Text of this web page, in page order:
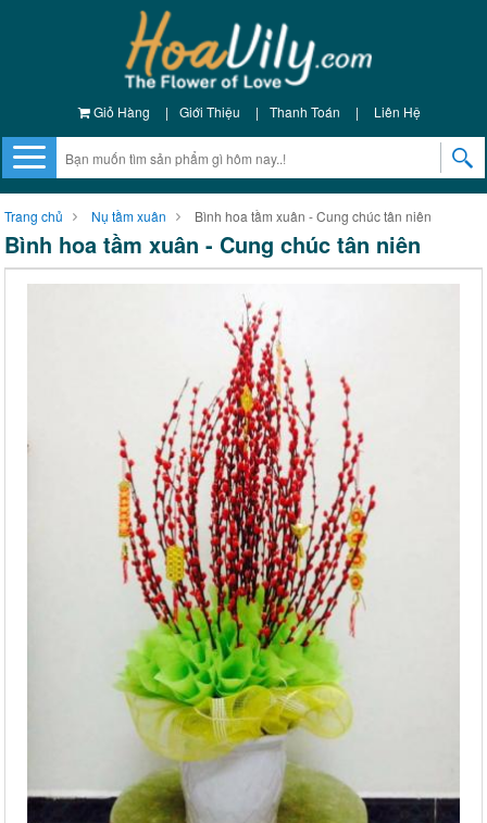
Giỏ Hàng | Giới Thiệu | Thanh Toán | Liên Hệ
Trang chủ Nụ tầm xuân Bình hoa tầm xuân - Cung chúc tân niên
Bình hoa tầm xuân - Cung chúc tân niên